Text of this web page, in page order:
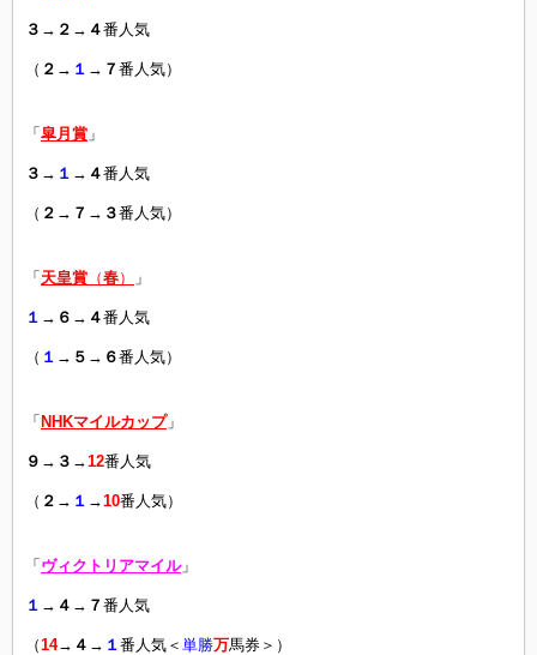
３ → ２ → ４番人気
（ ２ → １ → ７ 番人気）
「皐月賞 」
３ → １ → ４番人気
（ ２ → ７ → ３番人気）
「天皇賞 （春） 」
１ → ６ → ４番人気
（ １ → ５ → ６番人気）
「NHKマイルカップ」
９ → ３ →12番人気
（ ２ → １ →10番人気）
「ヴィクトリアマイル」
１ → ４ → ７ 番人気
（14→ ４ → １ 番人気＜ 単勝万馬券＞）